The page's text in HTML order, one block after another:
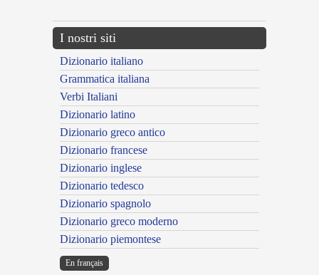
I nostri siti
Dizionario italiano
Grammatica italiana
Verbi Italiani
Dizionario latino
Dizionario greco antico
Dizionario francese
Dizionario inglese
Dizionario tedesco
Dizionario spagnolo
Dizionario greco moderno
Dizionario piemontese
En français